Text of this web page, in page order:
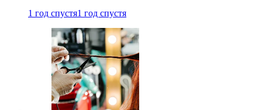
1 год спустя1 год спустя